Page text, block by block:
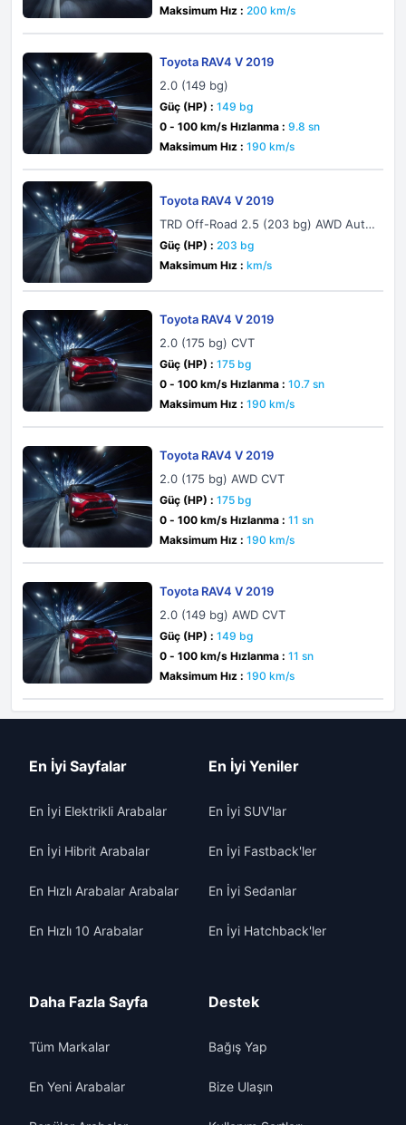
Maksimum Hız : 200 km/s
Toyota RAV4 V 2019
2.0 (149 bg)
Güç (HP) : 149 bg
0 - 100 km/s Hızlanma : 9.8 sn
Maksimum Hız : 190 km/s
Toyota RAV4 V 2019
TRD Off-Road 2.5 (203 bg) AWD Auto
matic
Güç (HP) : 203 bg
Maksimum Hız : km/s
Toyota RAV4 V 2019
2.0 (175 bg) CVT
Güç (HP) : 175 bg
0 - 100 km/s Hızlanma : 10.7 sn
Maksimum Hız : 190 km/s
Toyota RAV4 V 2019
2.0 (175 bg) AWD CVT
Güç (HP) : 175 bg
0 - 100 km/s Hızlanma : 11 sn
Maksimum Hız : 190 km/s
Toyota RAV4 V 2019
2.0 (149 bg) AWD CVT
Güç (HP) : 149 bg
0 - 100 km/s Hızlanma : 11 sn
Maksimum Hız : 190 km/s
En İyi Sayfalar
En İyi Elektrikli Arabalar
En İyi Hibrit Arabalar
En Hızlı Arabalar Arabalar
En Hızlı 10 Arabalar
En İyi Yeniler
En İyi SUV'lar
En İyi Fastback'ler
En İyi Sedanlar
En İyi Hatchback'ler
Daha Fazla Sayfa
Tüm Markalar
En Yeni Arabalar
Destek
Bağış Yap
Bize Ulaşın